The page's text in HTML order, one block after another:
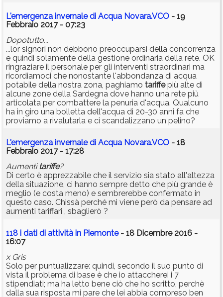
L'emergenza invernale di Acqua Novara.VCO - 19
Febbraio 2017 - 07:23
Dopotutto...
...lor signori non debbono preoccuparsi della concorrenza
e quindi solamente della gestione ordinaria della rete. OK
ringraziare il personale per gli interventi straordinari ma
ricordiamoci che nonostante l'abbondanza di acqua
potabile della nostra zona, paghiamo tariffepiù alte di
alcune zone della Sardegna dove hanno una rete più
articolata per combattere la penuria d'acqua. Qualcuno
ha in giro una bolletta dell'acqua di 20-30 anni fa che
proviamo a rivalutarla e ci scandalizzano un pelino?
L'emergenza invernale di Acqua Novara.VCO - 18
Febbraio 2017 - 17:28
Aumenti tariffe?
Di certo è apprezzabile che il servizio sia stato all'altezza
della situazione, ci hanno sempre detto che più grande è
meglio (e costa meno) e sembrerebbe confermato in
questo caso. Chissà perché mi viene però da pensare ad
aumenti tariffari , sbaglierò ?
118 i dati di attività in Piemonte - 18 Dicembre 2016 -
16:07
x Gris
Solo per puntualizzare: quindi, secondo il suo punto di
vista il problema di base è che io attaccherei i 7
stipendiati; ma ha letto bene ciò che ho scritto, perchè
dalla sua risposta mi pare che lei abbia compreso ben